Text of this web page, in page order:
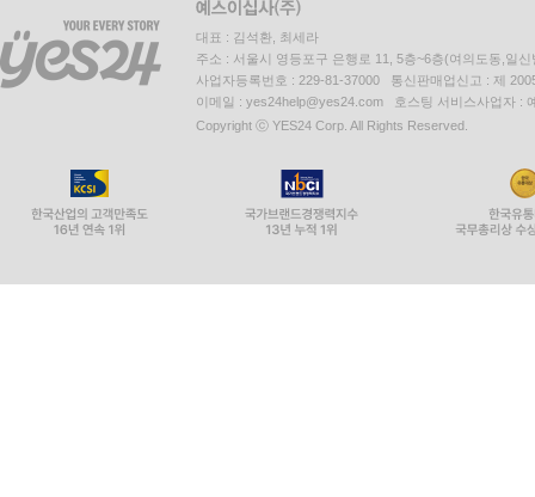
대표 : 김석환, 최세라
주소 : 서울시 영등포구 은행로 11, 5층~6층(여의도동,일신
사업자등록번호 : 229-81-37000 통신판매업신고 : 제
이메일 : yes24help@yes24.com 호스팅 서비스사업자 :
Copyright ⓒ YES24 Corp. All Rights Reserved.